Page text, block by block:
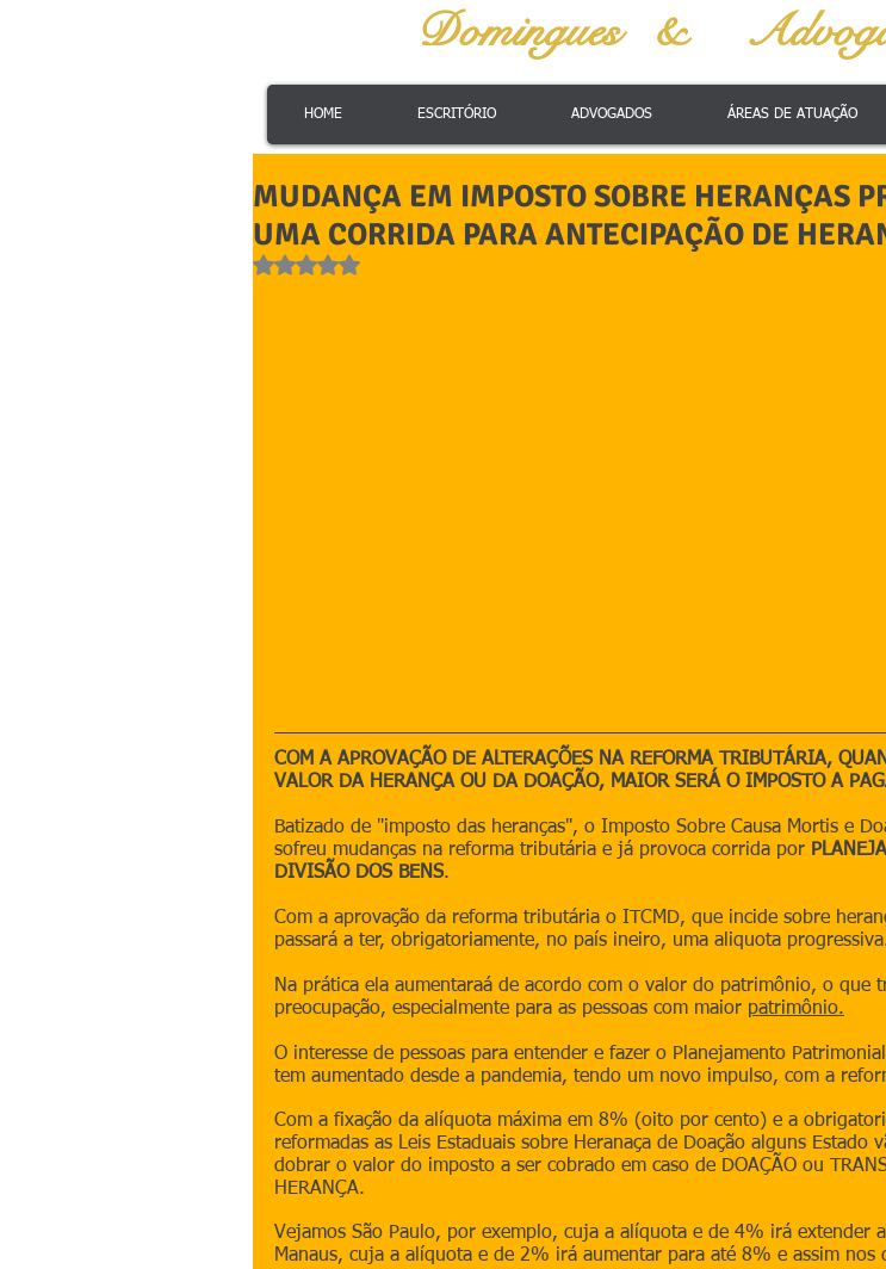
Domingues &
HOME ESCRITÓRIO ADVOGADOS ÁREAS DE ATUAÇÃO
MUDANÇA EM IMPOSTO SOBRE HERANÇAS
UMA CORRIDA PARA ANTECIPAÇÃO DE
Avaliado com NaN de 5 estrelas.
COM A APROVAÇÃO DE ALTERAÇÕES NA REFORMA TRIBUTÁRIA,
VALOR DA HERANÇA OU DA DOAÇÃO, MAIOR SERÁ O IMPOSTO A
Batizado de "imposto das heranças", o Imposto Sobre Causa Mortis e
sofreu mudanças na reforma tributária e já provoca corrida por
DIVISÃO DOS BENS.
Com a aprovação da reforma tributária o ITCMD, que incide sobre
passará a ter, obrigatoriamente, no país ineiro, uma aliquota
Na prática ela aumentaraá de acordo com o valor do patrimônio, o que
preocupação, especialmente para as pessoas com maior patrimônio.
O interesse de pessoas para entender e fazer o Planejamento
tem aumentado desde a pandemia, tendo um novo impulso, com a
Com a fixação da alíquota máxima em 8% (oito por cento) e a
reformadas as Leis Estaduais sobre Heranaça de Doação alguns Estado
dobrar o valor do imposto a ser cobrado em caso de DOAÇÃO ou
HERANÇA.
Vejamos São Paulo, por exemplo, cuja a alíquota e de 4% irá extender
Manaus, cuja a alíquota e de 2% irá aumentar para até 8% e assim nos